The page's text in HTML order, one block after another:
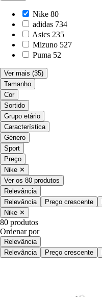
Nike 80
adidas 734
Asics 235
Mizuno 527
Puma 52
Ver mais (35)
Tamanho
Cor
Sortido
Grupo etário
Característica
Género
Sport
Preço
Nike ✕
Ver os 80 produtos
Relevância
Relevância
Preço crescente
Nike ✕
80 produtos
Ordenar por
Relevância
Relevância
Preço crescente